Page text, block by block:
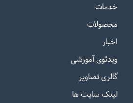
خدمات
محصولات
اخبار
ویدئوی آموزشی
گالری تصاویر
لینک سایت ها